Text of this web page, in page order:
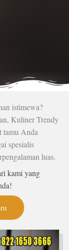
istimewa?
Kuliner Trendy
tamu Anda
spesialis
luas.
kami yang